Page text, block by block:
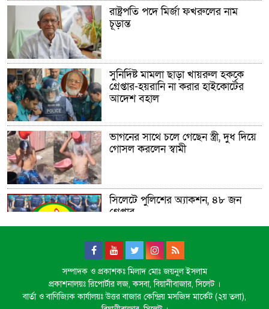
রাষ্ট্রপতি পদে মির্জা ফখরুলের নাম
চূড়ান্ত
সুনির্দিষ্ট মামলা ছাড়া খায়রুল হককে
গ্রেপ্তার-হয়রানি না করার হাইকোর্টের
আদেশ বহাল
ভাগনের সাথে চলে গেছেন স্ত্রী, দুধ দিয়ে
গোসল করলেন স্বামী
সিলেটে পুলিশের অ্যাকশন, ৪৮ জন
গ্রেপ্তার
সিলেটে সেই দুই বাস চালকের বিরুদ্ধে
মামলা
সম্পাদক ও প্রকাশকঃ মিলাদ মোঃ জয়নুল ইসলাম
প্রকাশনালয়ঃ রিপোর্টার লজ, কসবা, বিয়ানীবাজার, সিলেট ।
বার্তা ও বাণিজ্যিক কার্যালয়ঃ উত্তর বাজার কেন্দ্রিয় মসজিদ মার্কেট (২য় তলা),